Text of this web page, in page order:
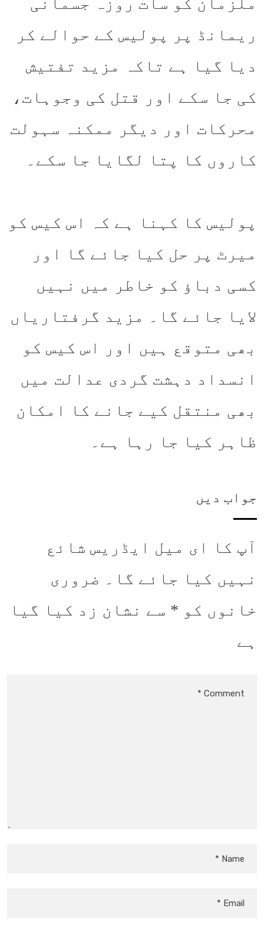
ریمانڈ پر پولیس کے حوالے کر
دیا گیا ہے تاکہ مزید تفتیش
کی جا سکے اور قتل کی وجوہات،
محرکات اور دیگر ممکنہ سہولت
کاروں کا پتا لگایا جا سکے۔
پولیس کا کہنا ہے کہ اس کیس کو
میرٹ پر حل کیا جائے گا اور
کسی دباؤ کو خاطر میں نہیں
لایا جائے گا۔ مزید گرفتاریاں
بھی متوقع ہیں اور اس کیس کو
انسداد دہشت گردی عدالت میں
بھی منتقل کیے جانے کا امکان
ظاہر کیا جا رہا ہے۔
جواب دیں
آپ کا ای میل ایڈریس شائع
نہیں کیا جائے گا۔ ضروری
خانوں کو * سے نشان زد کیا گیا
ہے